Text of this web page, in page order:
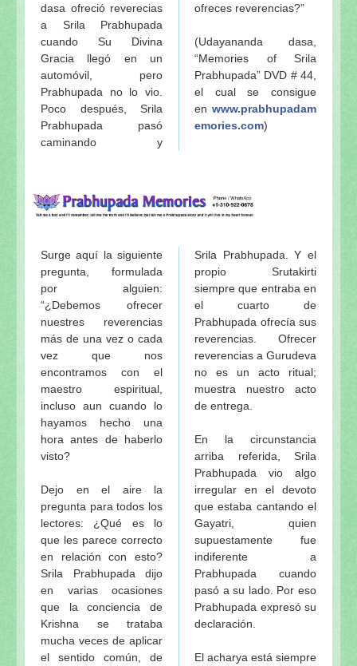
Srila Prabhupada dijo (Bhag. 29 Sep. 1974)
El néctar de Prabhupada (Serie de entregas)
Srila Prabhupada uvaca: No hay dificutad para que
Srila Prabhupada uvacha
"La esencia de la prédica de la Conciencia de
(22 Junio 1951)
Instrucciones de Srila Prabhupada...
Memorias e instrucciones de Srila Prabhupada
Prabhupada uvaca: ¿Quién es guru y cómo
Srila Prabhupada uvaca: Anavrttih
La nefasta civilización moderna: citas de Srila
Srila Prabhupada uvaca: Sobre la vida sexual y su
Visión y Plan Maestro para ISKCON Vrindavana
Visuddha-sattva Das - INDICE de NOTAS
dasa ofreció reverecias
a Srila Prabhupada
cuando Su Divina
Gracia llegó en un
automóvil, pero
Prabhupada no lo vio.
Poco después, Srila
Prabhupada pasó
caminando y
ofreces reverencias?”
(Udayananda dasa,
“Memories of Srila
Prabhupada” DVD # 44,
el cual se consigue
en www.prabhupadam
emories.com)
Surge aquí la siguiente
pregunta, formulada
por alguien:
“¿Debemos ofrecer
nuestres reverencias
más de una vez o cada
vez que nos
encontramos con el
maestro espiritual,
incluso aun cuando lo
hayamos hecho una
hora antes de haberlo
visto?
Dejo en el aire la
pregunta para todos los
lectores: ¿Qué es lo
que les parece correcto
en relación con esto?
Srila Prabhupada dijo
en varias ocasiones
que la conciencia de
Krishna se trataba
mucha veces de aplicar
el sentido común, de
Srila Prabhupada. Y el
propio Srutakirti
siempre que entraba en
el cuarto de
Prabhupada ofrecía sus
reverencias. Ofrecer
reverencias a Gurudeva
no es un acto ritual;
muestra nuestro acto
de entrega.
En la circunstancia
arriba referida, Srila
Prabhupada vio algo
irregular en el devoto
que estaba cantando el
Gayatri, quien
supuestamente fue
indiferente a
Prabhupada cuando
pasó a su lado. Por eso
Prabhupada expresó su
declaración.
El acharya está siempre